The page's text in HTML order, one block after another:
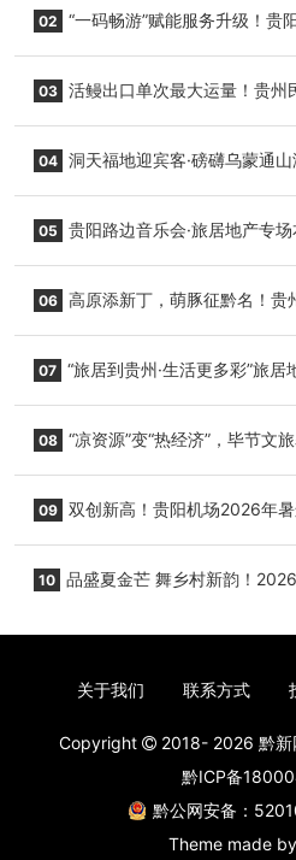
02 “一码畅游”赋能服务升级！贵
03 活鳗出口单次最大运量！贵州
04 洞天福地迎宾客·磅礴乌蒙通
05 贵阳路边音乐会·旅居地产专
06 高原添新丁，萌豚征黔名！贵
07 “旅居到贵州·生活更多彩”旅
08 “凉资源”变“热经济”，毕节文
09 双创新高！贵阳机场2026年
10 品盛夏金芒 舞乡村新韵！
关于我们 联系方式
Copyright 2018- 2026 黔新
黔ICP备
黔公网安备：
Theme made by